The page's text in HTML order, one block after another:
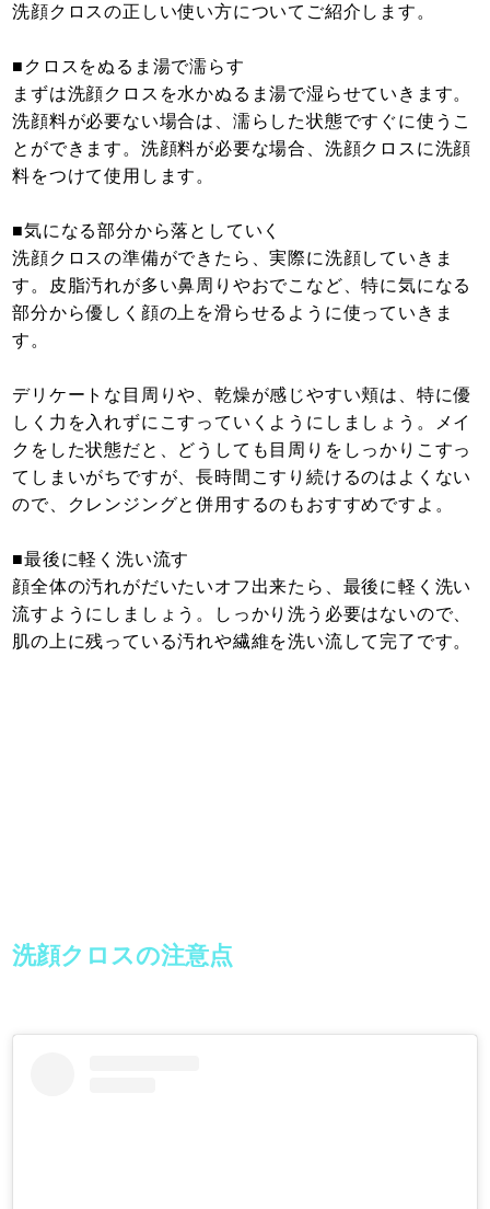
洗顔クロスの正しい使い方についてご紹介します。
■クロスをぬるま湯で濡らす
まずは洗顔クロスを水かぬるま湯で湿らせていきます。
洗顔料が必要ない場合は、濡らした状態ですぐに使うこ
とができます。洗顔料が必要な場合、洗顔クロスに洗顔
料をつけて使用します。
■気になる部分から落としていく
洗顔クロスの準備ができたら、実際に洗顔していきま
す。皮脂汚れが多い鼻周りやおでこなど、特に気になる
部分から優しく顔の上を滑らせるように使っていきま
す。
デリケートな目周りや、乾燥が感じやすい頬は、特に優
しく力を入れずにこすっていくようにしましょう。メイ
クをした状態だと、どうしても目周りをしっかりこすっ
てしまいがちですが、長時間こすり続けるのはよくない
ので、クレンジングと併用するのもおすすめですよ。
■最後に軽く洗い流す
顔全体の汚れがだいたいオフ出来たら、最後に軽く洗い
流すようにしましょう。しっかり洗う必要はないので、
肌の上に残っている汚れや繊維を洗い流して完了です。
洗顔クロスの注意点